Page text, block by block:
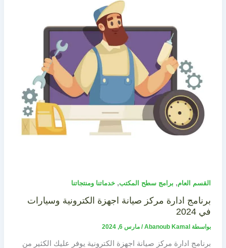
القسم العام, برامج سطح المكتب, خدماتنا ومنتجاتنا
برنامج ادارة مركز صيانة اجهزة الكترونية وسيارات
في 2024
بواسطة Abanoub Kamal
/ مارس 6, 2024
برنامج ادارة مركز صيانة اجهزة الكترونية يوفر عليك الكثير من